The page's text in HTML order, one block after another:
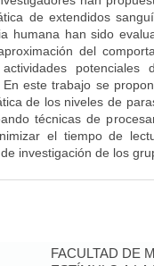
de extendidos
humana han sido
del
potenciales
este trabajo se
de los niveles de
técnicas de
el tiempo de
investigación de los
FACULTAD DE